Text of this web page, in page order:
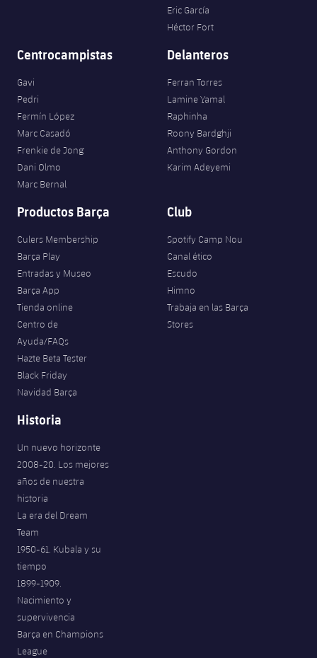
Eric García
Héctor Fort
Centrocampistas
Gavi
Pedri
Fermín López
Marc Casadó
Frenkie de Jong
Dani Olmo
Marc Bernal
Delanteros
Ferran Torres
Lamine Yamal
Raphinha
Roony Bardghji
Anthony Gordon
Karim Adeyemi
Productos Barça
Culers Membership
Barça Play
Entradas y Museo
Barça App
Tienda online
Centro de
Ayuda/FAQs
Hazte Beta Tester
Black Friday
Navidad Barça
Club
Spotify Camp Nou
Canal ético
Escudo
Himno
Trabaja en las Barça
Stores
Historia
Un nuevo horizonte
2008-20. Los mejores
años de nuestra
historia
La era del Dream
Team
1950-61. Kubala y su
tiempo
1899-1909.
Nacimiento y
supervivencia
Barça en Champions
League